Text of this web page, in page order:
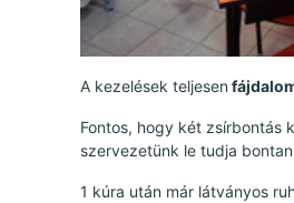
A kezelések teljesen
Fontos, hogy két zsírbontás
szervezetünk le tudja
1 kúra után már látványos